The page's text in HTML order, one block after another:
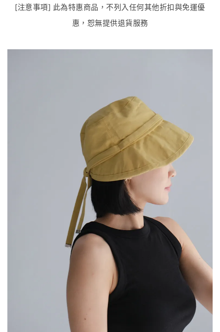
[注意事項] 此為特惠商品，不列入任何其他折扣與免運優
惠，恕無提供退貨服務